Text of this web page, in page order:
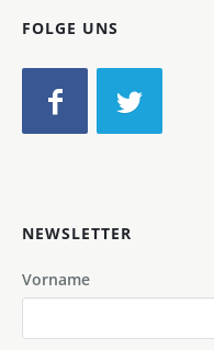
FOLGE UNS
NEWSLETTER
Vorname